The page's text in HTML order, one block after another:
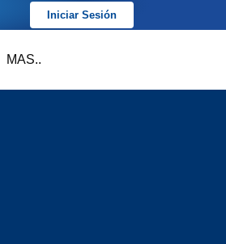
Iniciar Sesión
MAS..